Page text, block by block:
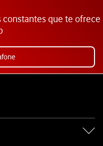
constantes que te ofrece
Vodafone